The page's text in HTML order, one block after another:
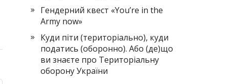
Гендерний квест «You’re in the
Army now»
Куди піти (територіально), куди
податись (оборонно). Або (де)що
ви знаєте про Територіальну
оборону України